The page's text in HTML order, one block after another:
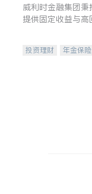
威利时金融集团秉
提供固定收益与高
合，助力客户实现
投资理财
年金保险